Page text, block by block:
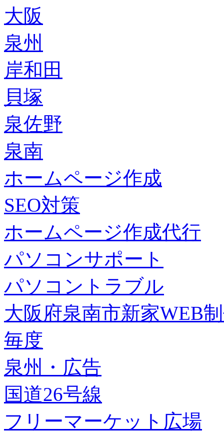
大阪
泉州
岸和田
貝塚
泉佐野
泉南
ホームページ作成
SEO対策
ホームページ作成代行
パソコンサポート
パソコントラブル
大阪府泉南市新家WEB
毎度
泉州・広告
国道26号線
フリーマーケット広場